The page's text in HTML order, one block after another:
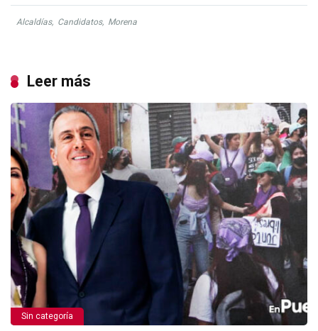
Alcaldías, Candidatos, Morena
Leer más
Sin categoría